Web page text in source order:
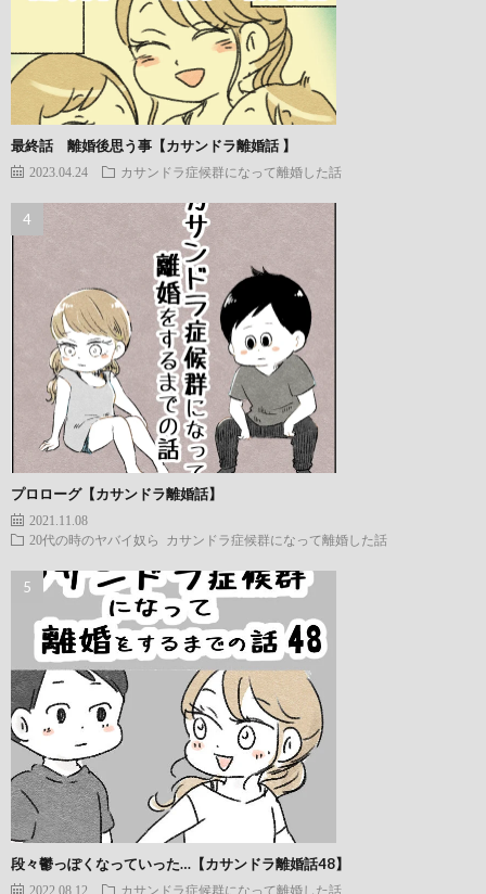
最終話 離婚後思う事【カサンドラ離婚話 】
2023.04.24 カサンドラ症候群になって離婚した話
プロローグ【カサンドラ離婚話】
2021.11.08
20代の時のヤバイ奴ら
カサンドラ症候群になって離婚した話
段々鬱っぽくなっていった…【カサンドラ離婚話48】
2022.08.12 カサンドラ症候群になって離婚した話